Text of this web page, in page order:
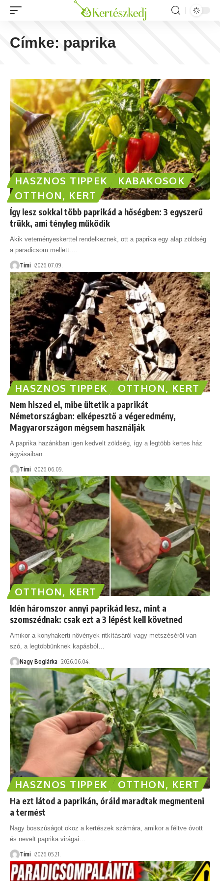
Címke: paprika
HASZNOS TIPPEK
KABAKOSOK
OTTHON, KERT
Így lesz sokkal több paprikád a hőségben: 3 egyszerű
trükk, ami tényleg működik
Akik veteményeskerttel rendelkeznek, ott a paprika egy alap zöldség
a paradicsom mellett.
Timi 2026.07.09.
HASZNOS TIPPEK OTTHON, KERT
Nem hiszed el, mibe ültetik a paprikát
Németországban: elképesztő a végeredmény,
Magyarországon mégsem használják
A paprika hazánkban igen kedvelt zöldség, így a legtöbb kertes ház
ágyásaiban
Timi 2026.06.09.
OTTHON, KERT
Idén háromszor annyi paprikád lesz, mint a
szomszédnak: csak ezt a 3 lépést kell követned
Amikor a konyhakerti növények ritkításáról vagy metszéséről van
szó, a legtöbbünknek kapásból …
Nagy Boglárka 2026.06.04.
HASZNOS TIPPEK OTTHON, KERT
Ha ezt látod a paprikán, óráid maradtak megmenteni
a termést
Nagy bosszúságot okoz a kertészek számára, amikor a féltve óvott
és nevelt paprika virágai…
Timi 2026.05.21.